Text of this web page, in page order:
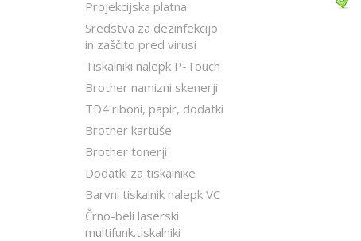
Projekcijska platna
Sredstva za dezinfekcijo
in zaščito pred virusi
Tiskalniki nalepk P-Touch
Brother namizni skenerji
TD4 riboni, papir, dodatki
Brother kartuše
Brother tonerji
Dodatki za tiskalnike
Barvni tiskalnik nalepk VC
Črno-beli laserski
multifunk.tiskalniki